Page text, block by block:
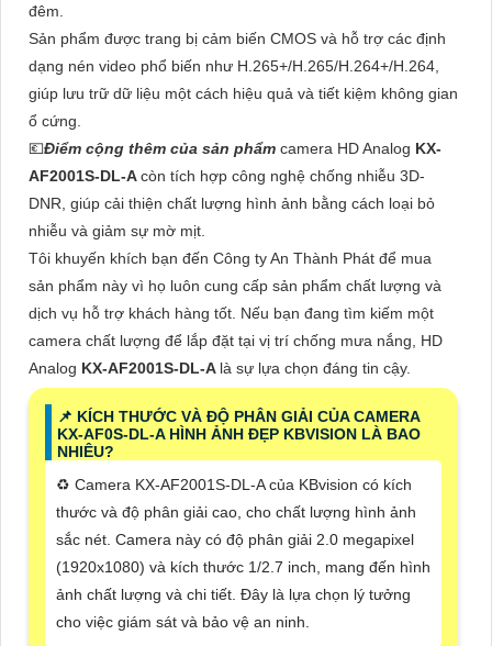
đêm.
Sản phẩm được trang bị cảm biến CMOS và hỗ trợ các định
dạng nén video phổ biến như H.265+/H.265/H.264+/H.264,
giúp lưu trữ dữ liệu một cách hiệu quả và tiết kiệm không gian
ổ cứng.
💶Điểm cộng thêm của sản phẩm camera HD Analog KX-
AF2001S-DL-Acòn tích hợp công nghệ chống nhiễu 3D-
DNR, giúp cải thiện chất lượng hình ảnh bằng cách loại bỏ
nhiễu và giảm sự mờ mịt.
Tôi khuyến khích bạn đến Công ty An Thành Phát để mua
sản phẩm này vì họ luôn cung cấp sản phẩm chất lượng và
dịch vụ hỗ trợ khách hàng tốt. Nếu bạn đang tìm kiếm một
camera chất lượng để lắp đặt tại vị trí chống mưa nắng, HD
Analog KX-AF2001S-DL-A là sự lựa chọn đáng tin cậy.
📌 KÍCH THƯỚC VÀ ĐỘ PHÂN GIẢI CỦA CAMERA
KX-AF0S-DL-A HÌNH ẢNH ĐẸP KBVISION LÀ BAO
NHIÊU?
♻️ Camera KX-AF2001S-DL-A của KBvision có kích
thước và độ phân giải cao, cho chất lượng hình ảnh
sắc nét. Camera này có độ phân giải 2.0 megapixel
(1920x1080) và kích thước 1/2.7 inch, mang đến hình
ảnh chất lượng và chi tiết. Đây là lựa chọn lý tưởng
cho việc giám sát và bảo vệ an ninh.